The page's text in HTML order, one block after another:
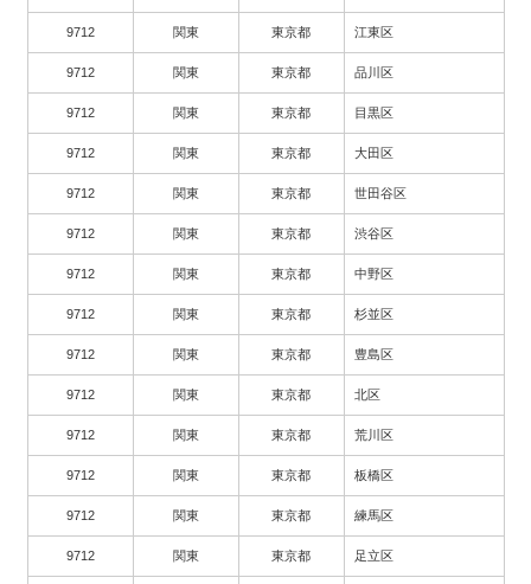
9712 関東 東京都 江東区
9712 関東 東京都 品川区
9712 関東 東京都 目黒区
9712 関東 東京都 大田区
9712 関東 東京都 世田谷区
9712 関東 東京都 渋谷区
9712 関東 東京都 中野区
9712 関東 東京都 杉並区
9712 関東 東京都 豊島区
9712 関東 東京都 北区
9712 関東 東京都 荒川区
9712 関東 東京都 板橋区
9712 関東 東京都 練馬区
9712 関東 東京都 足立区